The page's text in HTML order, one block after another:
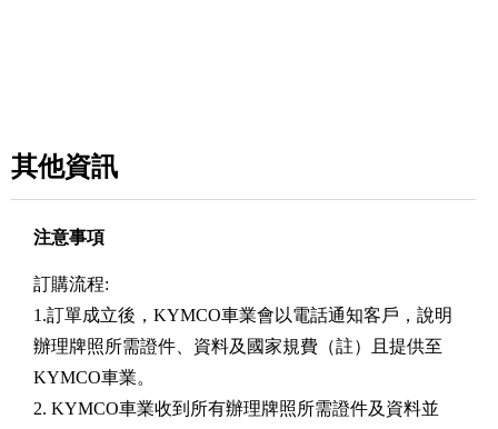
其他資訊
注意事項
訂購流程:
1.訂單成立後，KYMCO車業會以電話通知客戶，說明
辦理牌照所需證件、資料及國家規費（註）且提供至
KYMCO車業。
2. KYMCO車業收到所有辦理牌照所需證件及資料並